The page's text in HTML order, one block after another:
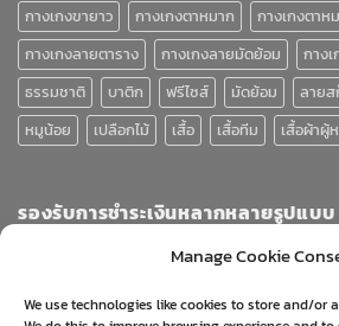
Manage Cookie
We use technologies like cookies to store and/or
กางเกงขายาว
กางเกงตาหมาก กางเกงตาห
กางเกงลายตาราง
กางเกงลายมัดย้อม กาง
ธรรมชาติ
บาติก ฟรีไซส์ มัดย้อม ลาย
หมูน้อย
เปลือกไม้ เสื้อ เสื้อทีม เสื้อผ้า
รองรับการชำระเงินหลากหลายรูปแบบ